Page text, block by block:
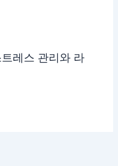
레스 관리와 라